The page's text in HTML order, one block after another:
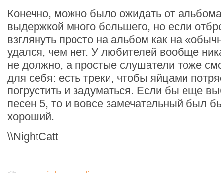
Конечно, можно было ожидать от
выдержкой много большего, но если
взглянуть просто на альбом как на
удался, чем нет. У любителей вообще
не должно, а простые слушатели тоже
для себя: есть треки, чтобы яйцами
погрустить и задуматься. Если бы еще
песен 5, то и вовсе замечательный был
хороший.
\\NightCatt